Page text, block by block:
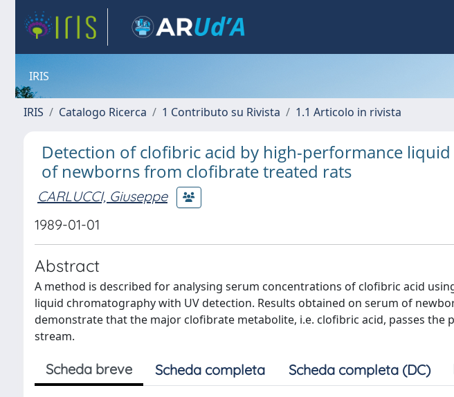
IRIS
IRIS Catalogo Ricerca 1 Contributo su Rivista 1.1 Articolo in rivista
Detection of clofibric acid by high-performance
of newborns from clofibrate treated rats
CARLUCCI, Giuseppe
1989-01-01
Abstract
A method is described for analysing serum concentrations of clofibric acid
liquid chromatography with UV detection. Results obtained on serum of
demonstrate that the major clofibrate metabolite, i.e. clofibric acid, passes the
stream.
Scheda breve Scheda completa Scheda completa (DC)